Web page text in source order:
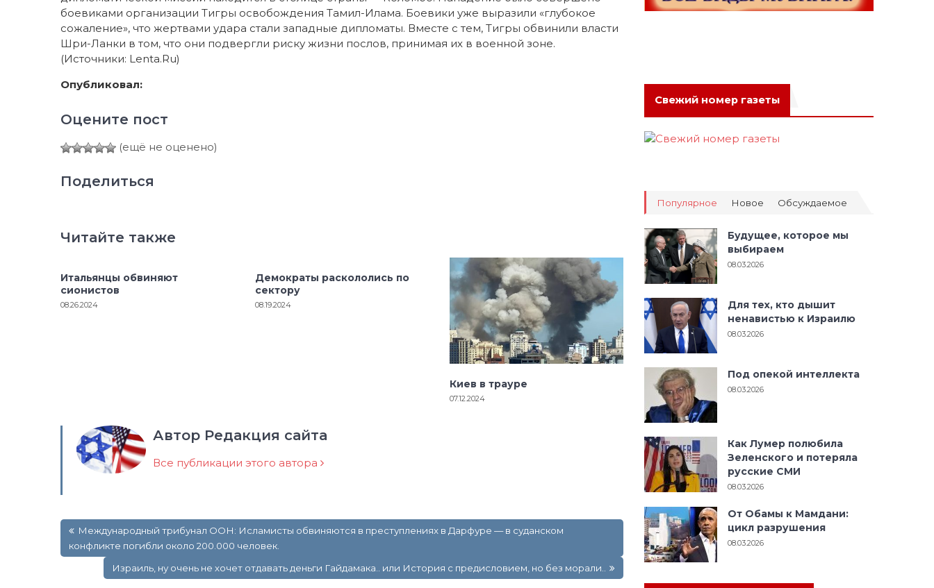
боевиками организации Тигры освобождения Тамил-Илама. Боевики уже выразили «глубокое
сожаление», что жертвами удара стали западные дипломаты. Вместе с тем, Тигры обвинили власти
Шри-Ланки в том, что они подвергли риску жизни послов, принимая их в военной зоне.
(Источники: Lenta.Ru)
Опубликовал:
Оцените пост
(ещё не оценено)
Поделиться
Читайте также
Итальянцы обвиняют
сионистов
08.26.2024
Демократы раскололись по
сектору
08.19.2024
Киев в трауре
07.12.2024
Автор Редакция сайта
Все публикации этого автора
по
записям
Международный трибунал ООН: Исламисты обвиняются в преступлениях в Дарфуре — в суданском
конфликте погибли около 200.000 человек.
Израиль, ну очень не хочет отдавать деньги Гайдамака.. или История с предисловием, но без морали..
Свежий номер газеты
Популярное Новое Обсуждаемое
Будущее, которое мы
выбираем
08.03.2026
Для тех, кто дышит
ненавистью к Израилю
08.03.2026
Под опекой интеллекта
08.03.2026
Как Лумер полюбила
Зеленского и потеряла
русские СМИ
08.03.2026
От Обамы к Мамдани:
цикл разрушения
08.03.2026